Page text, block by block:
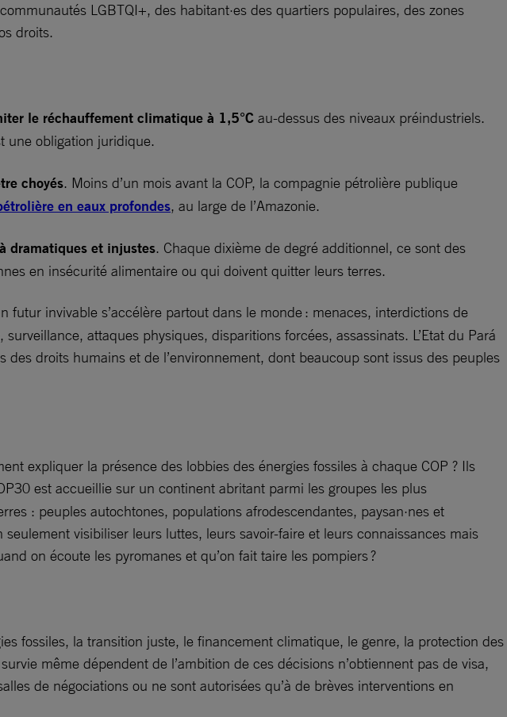
LGBTQI+, des habitant·es des quartiers populaires, des zones
droits.
le réchauffement climatique à 1,5°C au-dessus des niveaux préindustriels.
une obligation juridique.
choyés. Moins d’un mois avant la COP, la compagnie pétrolière publique
en eaux profondes, au large de l’Amazonie.
dramatiques et injustes. Chaque dixième de degré additionnel, ce sont des
en insécurité alimentaire ou qui doivent quitter leurs terres.
futur invivable s’accélère partout dans le monde : menaces, interdictions de
attaques physiques, disparitions forcées, assassinats. L’Etat du Pará
droits humains et de l’environnement, dont beaucoup sont issus des peuples
expliquer la présence des lobbies des énergies fossiles à chaque COP ? Ils
est accueillie sur un continent abritant parmi les groupes les plus
: peuples autochtones, populations afrodescendantes, paysan·nes et
visibiliser leurs luttes, leurs savoir-faire et leurs connaissances mais
on écoute les pyromanes et qu’on fait taire les pompiers ?
fossiles, la transition juste, le financement climatique, le genre, la protection des
même dépendent de l’ambition de ces décisions n’obtiennent pas de visa,
de négociations ou ne sont autorisées qu’à de brèves interventions en